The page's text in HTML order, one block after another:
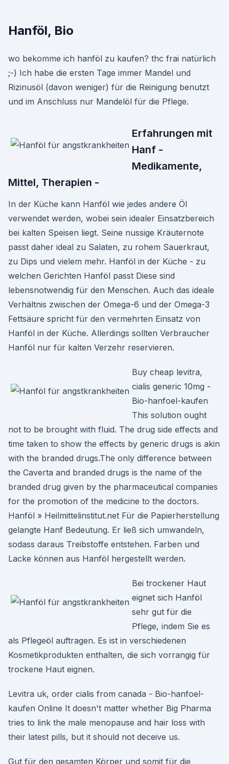
Hanföl, Bio
wo bekomme ich hanföl zu kaufen? thc frai natürlich
;-) Ich habe die ersten Tage immer Mandel und
Rizinusöl (davon weniger) für die Reinigung benutzt
und im Anschluss nur Mandelöl für die Pflege.
Erfahrungen mit
Hanf -
Medikamente,
Mittel, Therapien -
In der Küche kann Hanföl wie jedes andere Öl
verwendet werden, wobei sein idealer Einsatzbereich
bei kalten Speisen liegt. Seine nussige Kräuternote
passt daher ideal zu Salaten, zu rohem Sauerkraut,
zu Dips und vielem mehr. Hanföl in der Küche - zu
welchen Gerichten Hanföl passt Diese sind
lebensnotwendig für den Menschen. Auch das ideale
Verhältnis zwischen der Omega-6 und der Omega-3
Fettsäure spricht für den vermehrten Einsatz von
Hanföl in der Küche. Allerdings sollten Verbraucher
Hanföl nur für kalten Verzehr reservieren.
Buy cheap levitra,
cialis generic 10mg -
Bio-hanfoel-kaufen
This solution ought
not to be brought with fluid. The drug side effects and
time taken to show the effects by generic drugs is akin
with the branded drugs.The only difference between
the Caverta and branded drugs is the name of the
branded drug given by the pharmaceutical companies
for the promotion of the medicine to the doctors.
Hanföl » Heilmittelinstitut.net Für die Papierherstellung
gelangte Hanf Bedeutung. Er ließ sich umwandeln,
sodass daraus Treibstoffe entstehen. Farben und
Lacke können aus Hanföl hergestellt werden.
Bei trockener Haut
eignet sich Hanföl
sehr gut für die
Pflege, indem Sie es
als Pflegeöl auftragen. Es ist in verschiedenen
Kosmetikprodukten enthalten, die sich vorrangig für
trockene Haut eignen.
Levitra uk, order cialis from canada - Bio-hanfoel-
kaufen Online It doesn't matter whether Big Pharma
tries to link the male menopause and hair loss with
their latest pills, but it should not deceive us.
Gut für den gesamten Körper und somit für die